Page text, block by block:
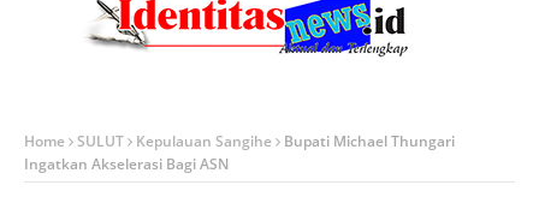
Home SULUT Kepulauan Sangihe
Bupati Michael Thungari
Ingatkan Akselerasi Bagi ASN